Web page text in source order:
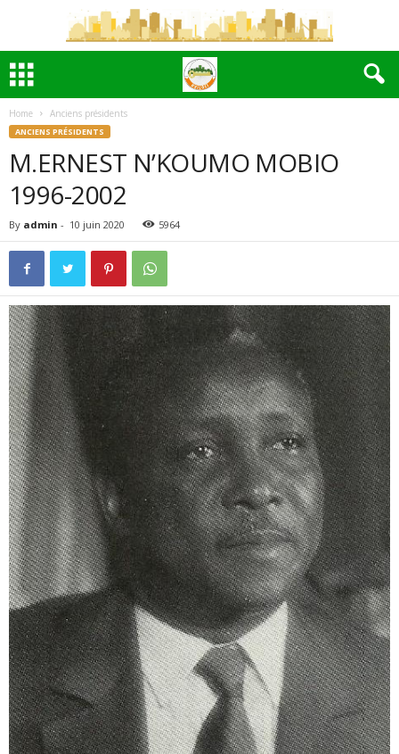
Home Anciens présidents
ANCIENS PRÉSIDENTS
M.ERNEST N’KOUMO MOBIO
1996-2002
By admin - 10 juin 2020 5964